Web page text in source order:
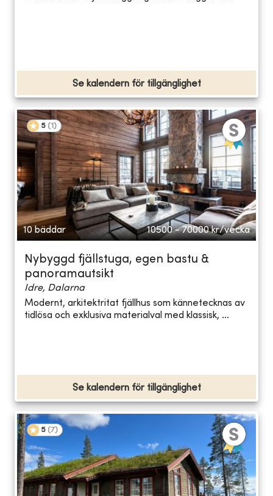
Se kalendern för tillgänglighet
5 (1 )
10 bäddar 10500 - 70000 kr/vecka
Nybyggd fjällstuga, egen bastu &
panoramautsikt
Idre, Dalarna
Modernt, arkitektritat fjällhus som kännetecknas av
tidlösa och exklusiva materialval med klassisk, ...
Se kalendern för tillgänglighet
5 (7)